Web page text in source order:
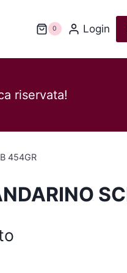
0 Login
riservata!
454GR